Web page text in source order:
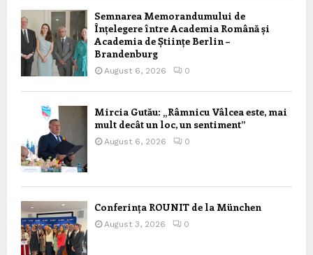
Semnarea Memorandumului de
Înțelegere între Academia Română și
Academia de Științe Berlin –
Brandenburg
August 6, 2026 0
Mircia Gutău: „Râmnicu Vâlcea este, mai
mult decât un loc, un sentiment”
August 6, 2026 0
Conferința ROUNIT de la München
August 3, 2026 0